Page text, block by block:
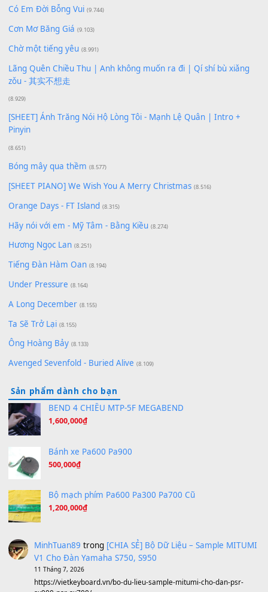
Buông bỏ sự phụ thuộc nơi anh (Pinyin)
Phép Màu (OST Đàn Cá Gỗ)
[SHEET PIANO] Happy Birthday
Giá Như - Soobin Hoàng Sơn
Có Em Đời Bỗng Vui
Cơn Mơ Băng Giá
Chờ một tiếng yêu (8.991)
Lãng Quên Chiều Thu | Anh không muốn ra đi | Qí shí bù
zǒu - 其实不想走
(8.929)
[SHEET] Ánh Trăng Nói Hộ Lòng Tôi - Mạnh Lệ Quân | Intro +
Pinyin
Bóng mây qua thềm
[SHEET PIANO] We Wish You A Merry Christmas
Orange Days - FT Island
Hãy nói với em - Mỹ Tâm - Bằng Kiều
Hương Ngọc Lan (8.251)
Tiếng Đàn Hàm Oan (8.194)
Under Pressure
A Long December (8.155)
Ta Sẽ Trở Lại
Ông Hoàng Bảy (8.133)
Avenged Sevenfold - Buried Alive
Sản phẩm dành cho bạn
BEND 4 CHIỀU MTP-5F MEGABEND
1,600,000₫